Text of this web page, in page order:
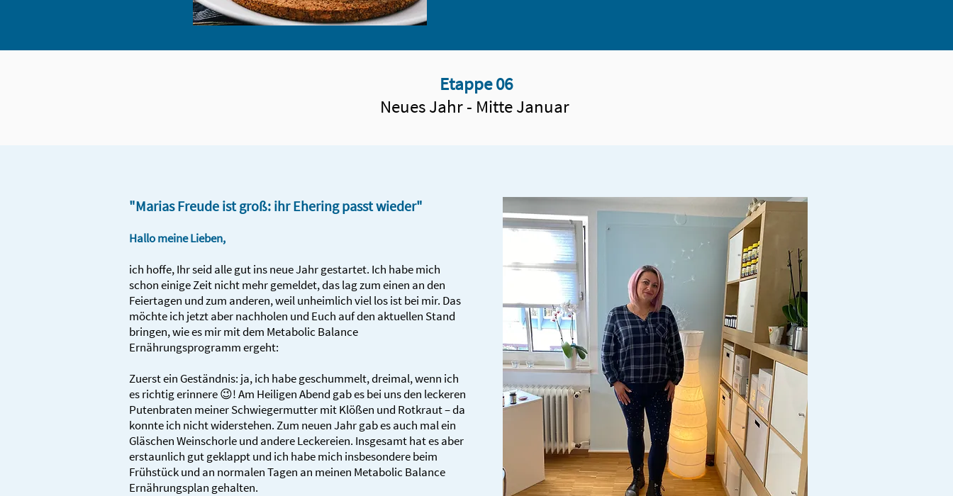
Etappe 06
Neues Jahr - Mitte Januar
"Marias Freude ist groß: ihr Ehering passt wieder"
Hallo meine Lieben,
ich hoffe, Ihr seid alle gut ins neue Jahr gestartet. Ich habe mich
schon einige Zeit nicht mehr gemeldet, das lag zum einen an den
Feiertagen und zum anderen, weil unheimlich viel los ist bei mir. Das
möchte ich jetzt aber nachholen und Euch auf den aktuellen Stand
bringen, wie es mir mit dem Metabolic Balance
Ernährungsprogramm ergeht:
Zuerst ein Geständnis: ja, ich habe geschummelt, dreimal, wenn ich
es richtig erinnere 😉! Am Heiligen Abend gab es bei uns den leckeren
Putenbraten meiner Schwiegermutter mit Klößen und Rotkraut – da
konnte ich nicht widerstehen. Zum neuen Jahr gab es auch mal ein
Gläschen Weinschorle und andere Leckereien. Insgesamt hat es aber
erstaunlich gut geklappt und ich habe mich insbesondere beim
Frühstück und an normalen Tagen an meinen Metabolic Balance
Ernährungsplan gehalten.